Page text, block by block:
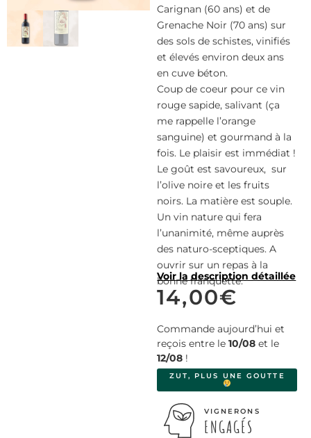
Carignan (60 ans) et de
Grenache Noir (70 ans) sur
des sols de schistes, vinifiés
et élevés environ deux ans
en cuve béton.
Coup de coeur pour ce vin
rouge sapide, salivant (ça
me rappelle l’orange
sanguine) et gourmand à la
fois. Le plaisir est immédiat !
Le goût est savoureux, sur
l’olive noire et les fruits
noirs. La matière est souple.
Un vin nature qui fera
l’unanimité, même auprès
des naturo-sceptiques. A
ouvrir sur un repas à la
bonne franquette.
Voir la description détaillée
14,00€
Commande aujourd’hui et
reçois entre le10/08 et le
12/08 !
ZUT, PLUS UNE GOUTTE
VIGNERONS
ENGAGÉS